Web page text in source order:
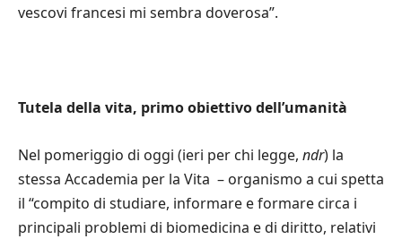
vescovi francesi mi sembra doverosa”.
Tutela della vita, primo obiettivo dell’umanità
Nel pomeriggio di oggi (ieri per chi legge, ndr) la
stessa Accademia per la Vita – organismo a cui spetta
il “compito di studiare, informare e formare circa i
principali problemi di biomedicina e di diritto, relativi